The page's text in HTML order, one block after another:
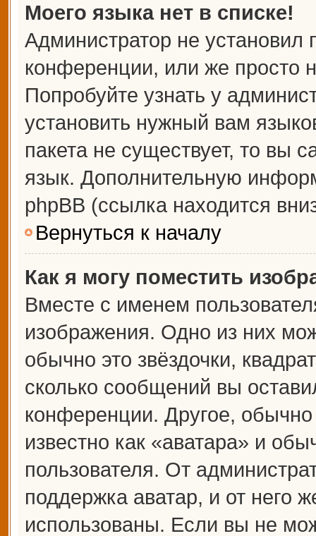
Моего языка нет в списке!
Администратор не установил
конференции, или же просто
Попробуйте узнать у
установить нужный вам
пакета не существует, то вы
язык. Дополнительную
phpBB (ссылка находится
Вернуться к началу
Как я могу поместить
Вместе с именем
изображения. Одно из них
обычно это звёздочки,
сколько сообщений вы
конференции. Другое,
известно как «аватара» и
пользователя. От
поддержка аватар, и от него
использованы. Если вы не